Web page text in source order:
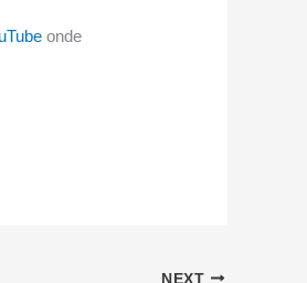
onde
NEXT